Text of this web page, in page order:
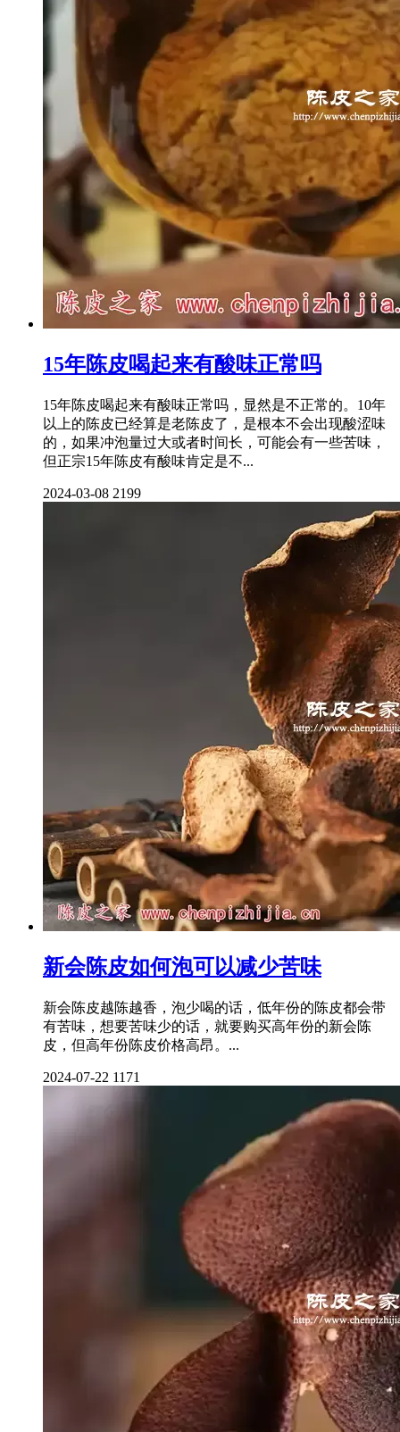
15年陈皮喝起来有酸味正常吗
15年陈皮喝起来有酸味正常吗，显然是不正常的。10年
以上的陈皮已经算是老陈皮了，是根本不会出现酸涩味
的，如果冲泡量过大或者时间长，可能会有一些苦味，
但正宗15年陈皮有酸味肯定是不...
2024-03-08 2199
新会陈皮如何泡可以减少苦味
新会陈皮越陈越香，泡少喝的话，低年份的陈皮都会带
有苦味，想要苦味少的话，就要购买高年份的新会陈
皮，但高年份陈皮价格高昂。...
2024-07-22 1171